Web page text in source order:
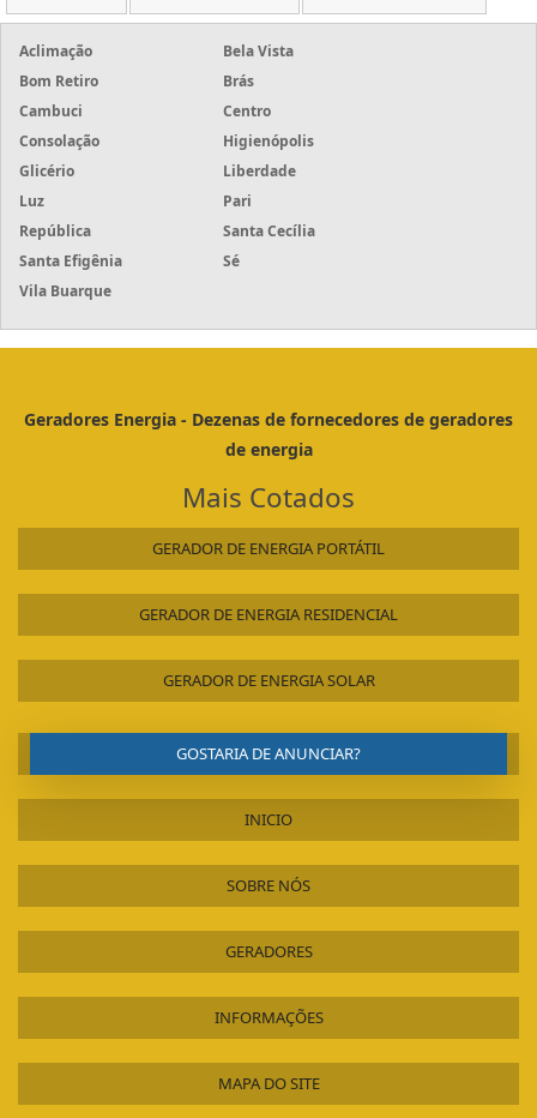
Aclimação
Bela Vista
Bom Retiro
Brás
Cambuci
Centro
Consolação
Higienópolis
Glicério
Liberdade
Luz
Pari
República
Santa Cecília
Santa Efigênia
Sé
Vila Buarque
Geradores Energia - Dezenas de fornecedores de geradores
de energia
Mais Cotados
GERADOR DE ENERGIA PORTÁTIL
GERADOR DE ENERGIA RESIDENCIAL
GERADOR DE ENERGIA SOLAR
GOSTARIA DE ANUNCIAR?
INICIO
SOBRE NÓS
GERADORES
INFORMAÇÕES
MAPA DO SITE